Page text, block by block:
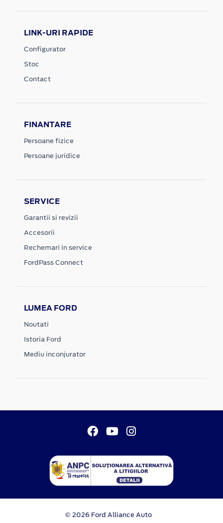
LINK-URI RAPIDE
Configurator
Stoc
Contact
FINANTARE
Persoane fizice
Persoane juridice
SERVICE
Garantii si revizii
Accesorii
Rechemari in service
FordPass Connect
LUMEA FORD
Noutati
Istoria Ford
Mediu inconjurator
© 2026 Ford Alliance Auto